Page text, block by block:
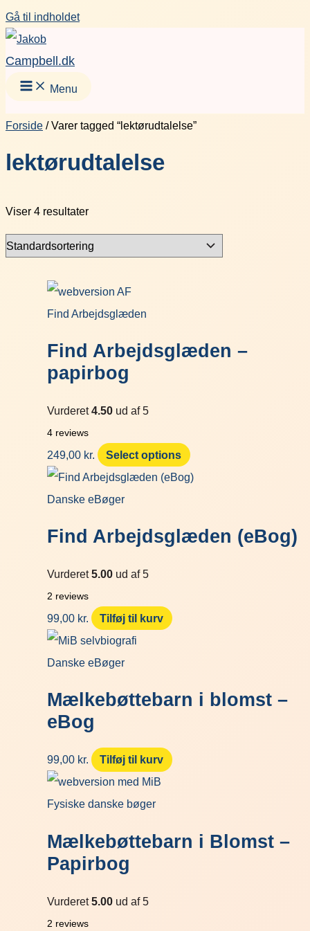
Gå til indholdet
Campbell.dk
Menu
Forside / Varer tagged “lektørudtalelse”
lektørudtalelse
Viser 4 resultater
Find Arbejdsglæden
Find Arbejdsglæden –
papirbog
Vurderet4.50 ud af 5
4 reviews
249,00 kr. Select options
Danske eBøger
Find Arbejdsglæden (eBog)
Vurderet5.00 ud af 5
2 reviews
99,00 kr. Tilføj til kurv
Danske eBøger
Mælkebøttebarn i blomst –
eBog
99,00 kr. Tilføj til kurv
Fysiske danske bøger
Mælkebøttebarn i Blomst –
Papirbog
Vurderet5.00 ud af 5
2 reviews